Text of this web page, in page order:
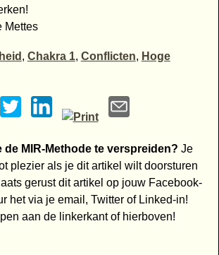
Mettes
, Chakra 1, Conflicten, Hoge
de MIR-Methode te verspreiden? Je
plezier als je dit artikel wilt doorsturen
gerust dit artikel op jouw Facebook-
het via je email, Twitter of Linked-in!
aan de linkerkant of hierboven!